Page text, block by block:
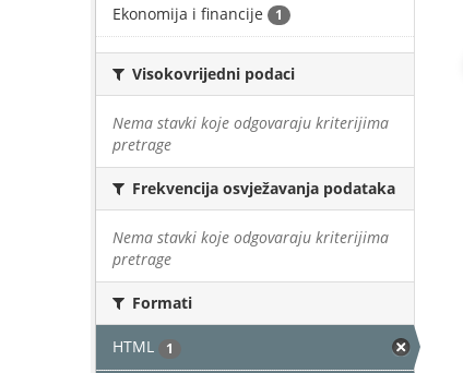
Ekonomija i financije 1
Visokovrijedni podaci
Nema stavki koje odgovaraju kriterijima
pretrage
Frekvencija osvježavanja podataka
Nema stavki koje odgovaraju kriterijima
pretrage
Formati
HTML 1